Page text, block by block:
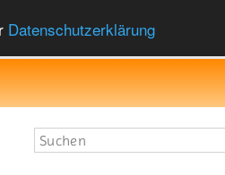
Datenschutzerklärung